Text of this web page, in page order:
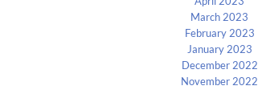
March 2023
February 2023
January 2023
December 2022
November 2022